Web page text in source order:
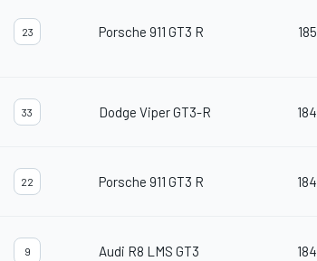
23 Porsche 911 GT3 R 185
33 Dodge Viper GT3-R 184
22 Porsche 911 GT3 R 184
9 Audi R8 LMS GT3 184